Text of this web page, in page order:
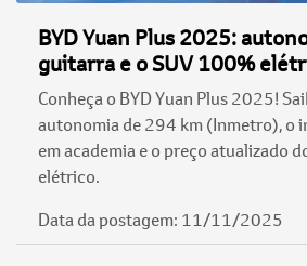
BYD Yuan Plus 2025:
guitarra e o SUV 100%
Conheça o BYD Yuan Plus 2025!
autonomia de 294 km (Inmetro), o
em academia e o preço atualizado
elétrico.
Data da postagem: 11/11/2025